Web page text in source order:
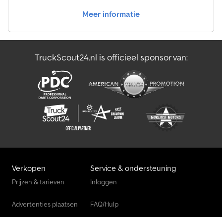
Meer informatie
TruckScout24.nl is officieel sponsor van:
Verkopen
Prijzen & tarieven
Advertenties plaatsen
Service & ondersteuning
Inloggen
FAQ/Hulp